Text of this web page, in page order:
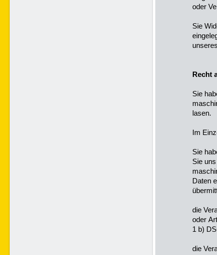
oder
Sie
Recht
Sie
lasen.
Im
Sie
Sie
Daten
die
oder
1 b)
die